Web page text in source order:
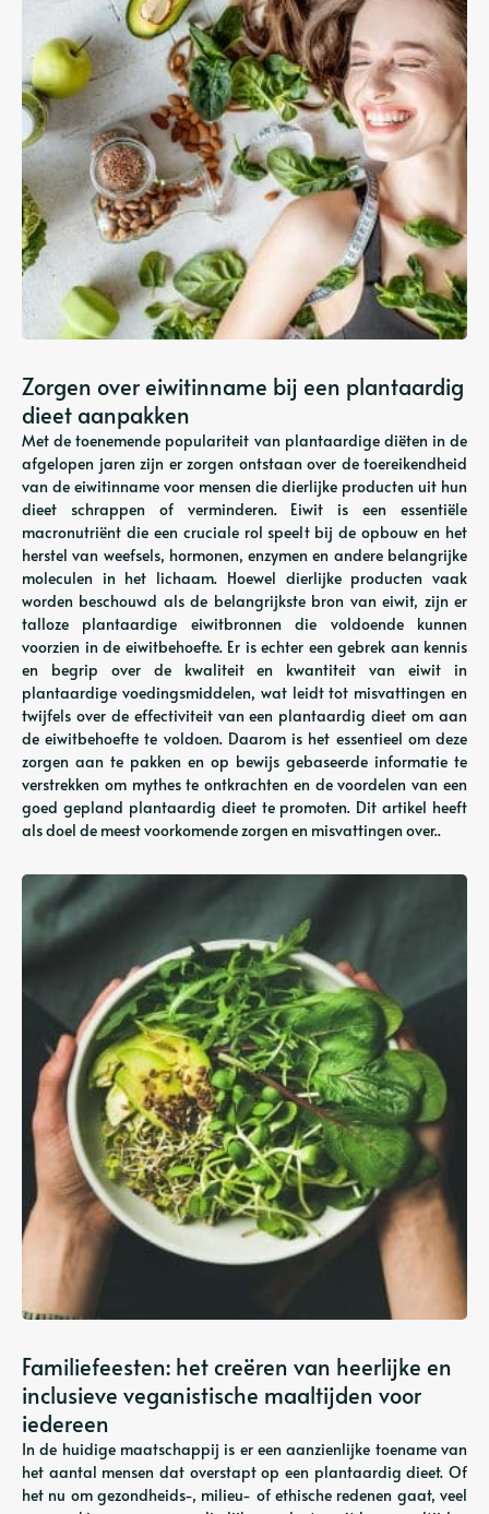
Zorgen over eiwitinname bij een plantaardig
dieet aanpakken
Met de toenemende populariteit van plantaardige diëten in de
afgelopen jaren zijn er zorgen ontstaan ​​over de toereikendheid
van de eiwitinname voor mensen die dierlijke producten uit hun
dieet schrappen of verminderen. Eiwit is een essentiële
macronutriënt die een cruciale rol speelt bij de opbouw en het
herstel van weefsels, hormonen, enzymen en andere belangrijke
moleculen in het lichaam. Hoewel dierlijke producten vaak
worden beschouwd als de belangrijkste bron van eiwit, zijn er
talloze plantaardige eiwitbronnen die voldoende kunnen
voorzien in de eiwitbehoefte. Er is echter een gebrek aan kennis
en begrip over de kwaliteit en kwantiteit van eiwit in
plantaardige voedingsmiddelen, wat leidt tot misvattingen en
twijfels over de effectiviteit van een plantaardig dieet om aan
de eiwitbehoefte te voldoen. Daarom is het essentieel om deze
zorgen aan te pakken en op bewijs gebaseerde informatie te
verstrekken om mythes te ontkrachten en de voordelen van een
goed gepland plantaardig dieet te promoten. Dit artikel heeft
als doel de meest voorkomende zorgen en misvattingen over..
Familiefeesten: het creëren van heerlijke en
inclusieve veganistische maaltijden voor
iedereen
In de huidige maatschappij is er een aanzienlijke toename van
het aantal mensen dat overstapt op een plantaardig dieet. Of
het nu om gezondheids-, milieu- of ethische redenen gaat, veel